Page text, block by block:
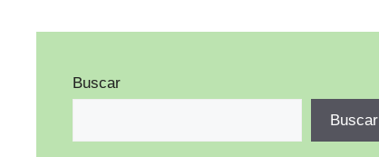
Buscar
Buscar